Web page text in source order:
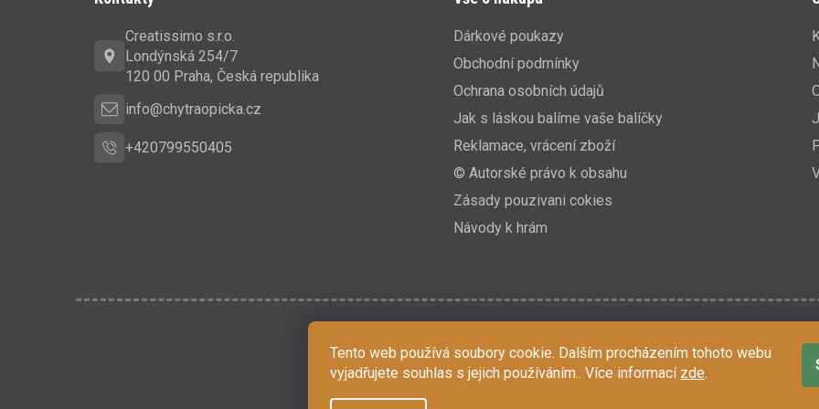
Tento web používá soubory cookie. Dalším procházením tohoto webu
vyjadřujete souhlas s jejich používáním.. Více informací zde.
Creatissimo s.r.o.
Londýnská 254/7
120 00 Praha, Česká republika
info@chytraopicka.cz
+420799550405
Dárkové poukazy
Obchodní podmínky
Ochrana osobních údajů
Jak s láskou balíme vaše balíčky
Reklamace, vrácení zboží
© Autorské právo k obsahu
Zásady pouzivani cokies
Návody k hrám